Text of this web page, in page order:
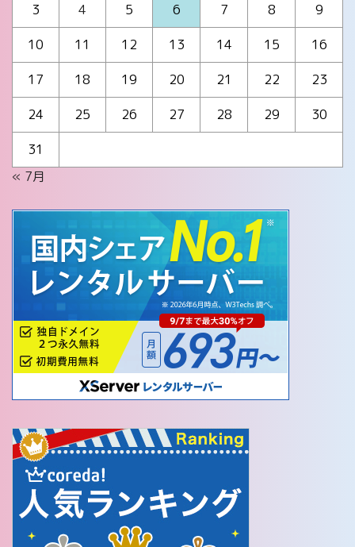
3
4 5 6 7 8
9
10
11 12 13 14 15
16
17
18 19 20 21 22
23
24
25 26 27 28 29
30
31
« 7月